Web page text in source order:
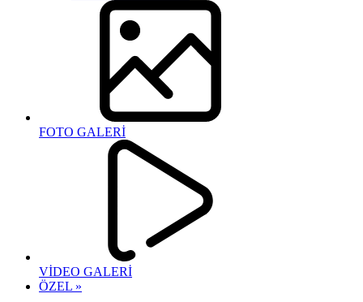
FOTO GALERİ
VİDEO GALERİ
ÖZEL »